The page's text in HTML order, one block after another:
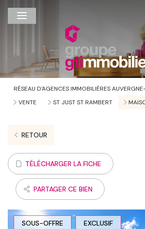
RÉSEAU D'AGENCES IMMOBILIÈRES
VENTE
ST JUST ST RAMBERT
RETOUR
TÉLÉCHARGER LA FICHE
PARTAGER CE BIEN
SOUS-OFFRE EXCLUSIF